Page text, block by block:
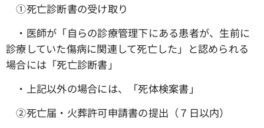
①死亡診断書の受け取り
・医師が「自らの診療管理下にある患者が、生前に
診療していた傷病に関連して死亡した」と認められる
場合には「死亡診断書」
・上記以外の場合には、「死体検案書」
➁死亡届・火葬許可申請書の提出（７日以内）